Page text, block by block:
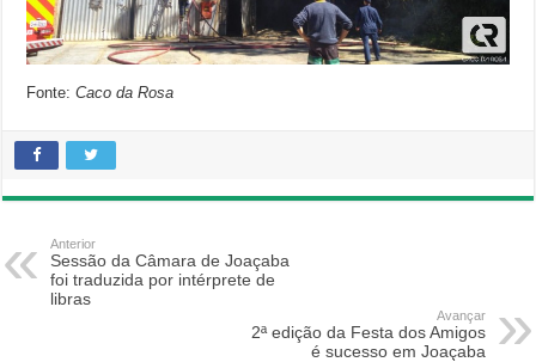
Fonte:Caco da Rosa
Anterior
Sessão da Câmara de Joaçaba
foi traduzida por intérprete de
libras
Avançar
2ª edição da Festa dos Amigos
é sucesso em Joaçaba